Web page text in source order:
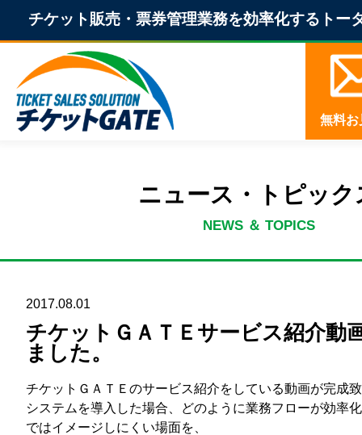
チケット販売・票券管理業務を効率化する トー
無料お
ニュース・トピック
NEWS ＆ TOPICS
2017.08.01
チケットＧＡＴＥサービス紹介動
ました。
チケットＧＡＴＥのサービス紹介をしている動画が完成
システムを導入した場合、どのように業務フローが効率
ではイメージしにくい場面を、